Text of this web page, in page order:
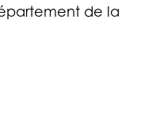
de la